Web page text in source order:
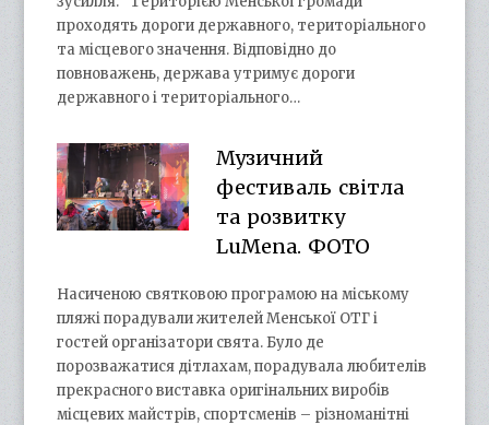
проходять дороги державного, територіального
та місцевого значення. Відповідно до
повноважень, держава утримує дороги
державного і територіального…
Музичний
фестиваль світла
та розвитку
LuMena. ФОТО
Насиченою святковою програмою на міському
пляжі порадували жителей Менської ОТГ і
гостей організатори свята. Було де
порозважатися дітлахам, порадувала любителів
прекрасного виставка оригінальних виробів
місцевих майстрів, спортсменів – різноманітні